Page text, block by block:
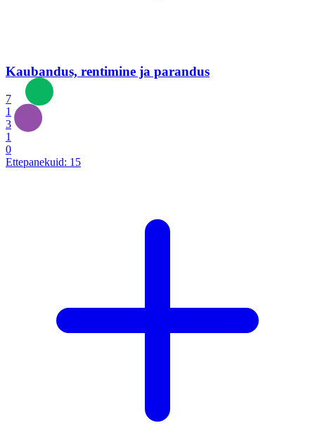
Kaubandus, rentimine ja parandus
7
1
3
1
0
Ettepanekuid: 15